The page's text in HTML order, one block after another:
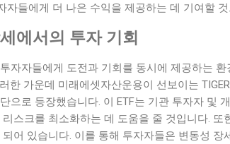
자들에게 더 나은 수익을 제공하는 데 기여할
에서의 투자 기회
자자들에게 도전과 기회를 동시에 제공하는
한 가운데 미래에셋자산운용이 선보이는
으로 등장했습니다. 이 ETF는 기관 투자자 및
스크를 최소화하는 데 도움을 줄 것입니다.
어 있습니다. 이를 통해 투자자들은 변동성